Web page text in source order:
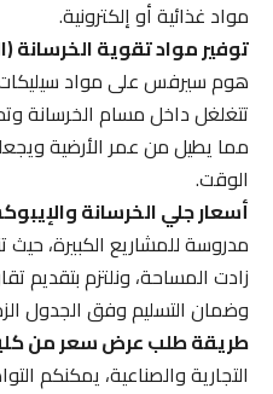
مواد غذائية أو إلكترونية.
توفير مواد تقوية الخرسانة
هوم سيرفس على مواد سيليكات
تتغلغل داخل مسام الخرسانة
مما يطيل من عمر الأرضية
الوقت.
أسعار جلي الخرسانة
مدروسة للمشاريع الكبيرة، حيث
زادت المساحة، ونلتزم بتقديم
وضمان التسليم وفق الجدول
طريقة طلب عرض سعر من
التجارية والصناعية، يمكنكم